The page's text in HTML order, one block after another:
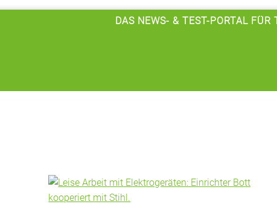
DAS NEWS- & TEST-PORTAL FÜR